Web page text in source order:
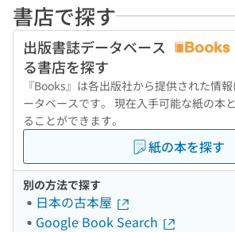
書店で探す
出版書誌データベース
る書店を探す
『Books』は各出版社から提供された情
ータベースです。 現在入手可能な紙の本
ることができます。
紙の本を探す
別の方法で探す
日本の古本屋
Google Book Search